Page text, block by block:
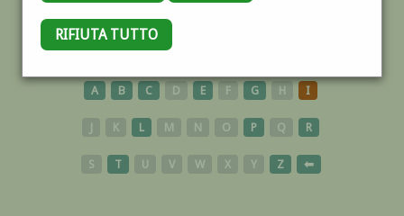
RIFIUTA TUTTO
FUMETTISTI
A B C D E F G H I
J K L M N O P Q R
S T U V W X Y Z ⬅